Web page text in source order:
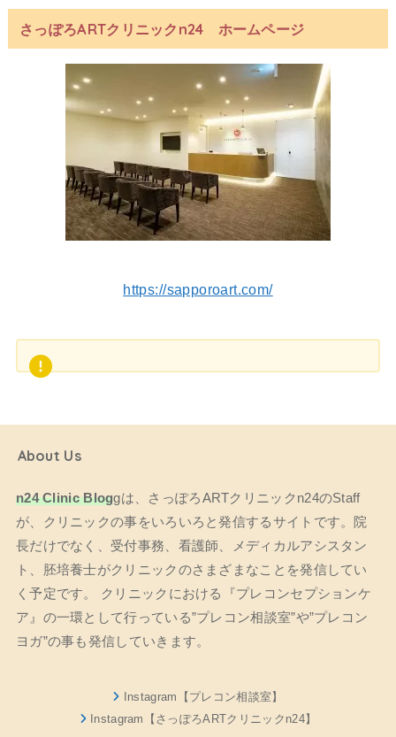
さっぽろARTクリニックn24 ホームページ
https://sapporoart.com/
About Us
n24 Clinic Bloggは、さっぽろARTクリニックn24のStaff
が、クリニックの事をいろいろと発信するサイトです。院
長だけでなく、受付事務、看護師、メディカルアシスタン
ト、胚培養士がクリニックのさまざまなことを発信してい
く予定です。 クリニックにおける『プレコンセプションケ
ア』の一環として行っている”プレコン相談室”や”プレコン
ヨガ”の事も発信していきます。
Instagram【プレコン相談室】
Instagram【さっぽろARTクリニックn24】